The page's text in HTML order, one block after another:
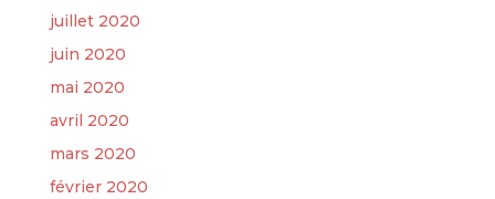
juillet 2020
juin 2020
mai 2020
avril 2020
mars 2020
février 2020